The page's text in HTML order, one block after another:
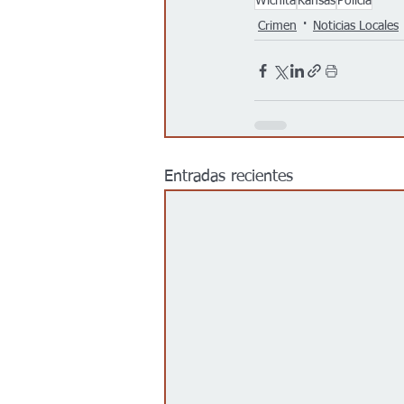
Crimen
Noticias Locales
Entradas recientes